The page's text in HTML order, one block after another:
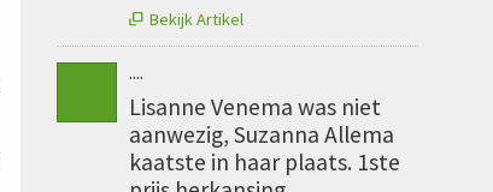
 Bekijk Artikel
....
Lisanne Venema was niet
aanwezig, Suzanna Allema
kaatste in haar plaats. 1ste